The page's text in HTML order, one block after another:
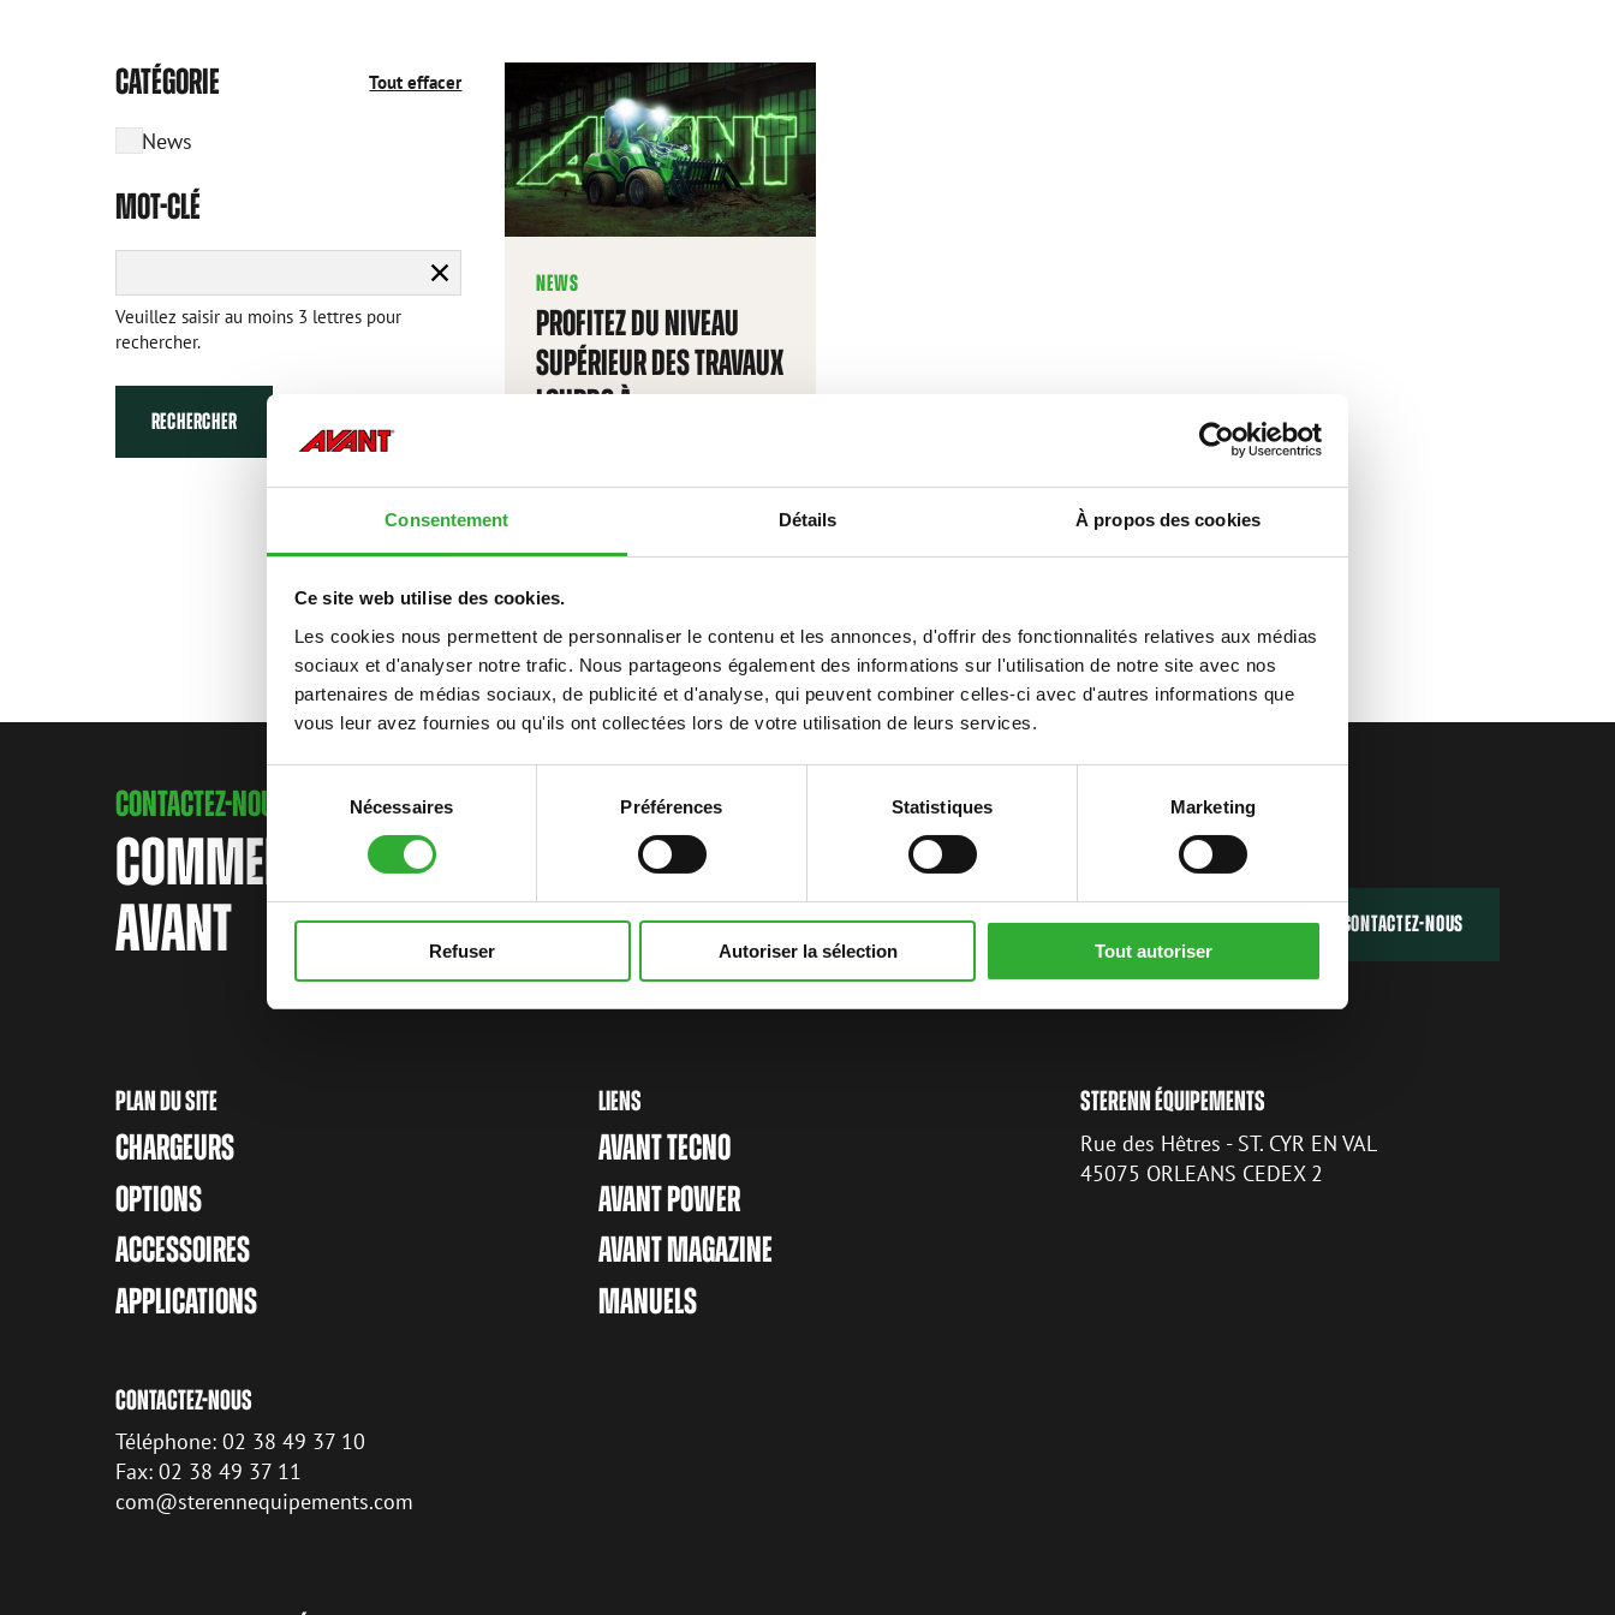
Consentement Détails À propos des cookies
Ce site web utilise des cookies.
Les cookies nous permettent de personnaliser le contenu et les annonces, d'offrir des fonctionnalités relatives aux médias
sociaux et d'analyser notre trafic. Nous partageons également des informations sur l'utilisation de notre site avec nos
partenaires de médias sociaux, de publicité et d'analyse, qui peuvent combiner celles-ci avec d'autres informations que
vous leur avez fournies ou qu'ils ont collectées lors de votre utilisation de leurs services.
du
consentement
Nécessaires Préférences Statistiques Marketing
Refuser Autoriser la sélection Tout autoriser
CATÉGORIE Tout effacer
News
MOT-CLÉ
Effacer
la
Veuillez saisir au moins 3 lettres pour
rechercher.
RECHERCHER
NEWS
PROFITEZ DU NIVEAU
SUPÉRIEUR DES TRAVAUX
LOURDS À
ÉLECTRIQUES
CONTACTEZ-NOUS
COMMENCEZ VOTRE AVENTURE AVEC
AVANT
TROUVEZ VOTRE REVENDEUR CONTACTEZ-NOUS
PLAN DU SITE
CHARGEURS
OPTIONS
ACCESSOIRES
APPLICATIONS
LIENS
AVANT TECNO
AVANT POWER
AVANT MAGAZINE
MANUELS
STERENN ÉQUIPEMENTS
Rue des Hêtres - ST. CYR EN VAL
45075 ORLEANS CEDEX 2
CONTACTEZ-NOUS
Téléphone: 02 38 49 37 10
Fax: 02 38 49 37 11
com@sterennequipements.com